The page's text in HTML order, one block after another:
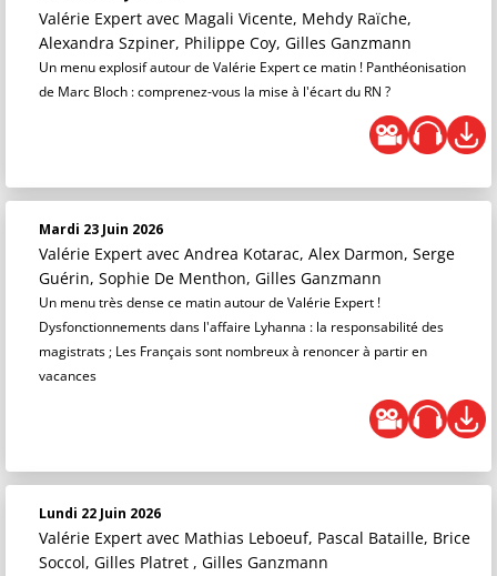
Valérie Expert avec Magali Vicente, Mehdy Raïche,
Alexandra Szpiner, Philippe Coy, Gilles Ganzmann
Un menu explosif autour de Valérie Expert ce matin ! Panthéonisation
de Marc Bloch : comprenez-vous la mise à l'écart du RN ?
Mardi 23 Juin 2026
Valérie Expert avec Andrea Kotarac, Alex Darmon, Serge
Guérin, Sophie De Menthon, Gilles Ganzmann
Un menu très dense ce matin autour de Valérie Expert !
Dysfonctionnements dans l'affaire Lyhanna : la responsabilité des
magistrats ; Les Français sont nombreux à renoncer à partir en
vacances
Lundi 22 Juin 2026
Valérie Expert avec Mathias Leboeuf, Pascal Bataille, Brice
Soccol, Gilles Platret , Gilles Ganzmann